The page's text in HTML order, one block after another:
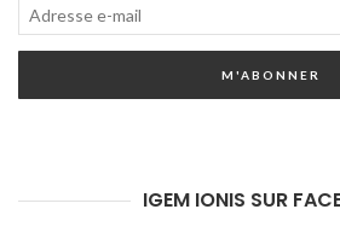
Adresse
M'ABONNER
IGEM IONIS SUR